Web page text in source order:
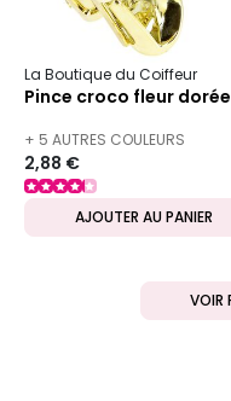
La Boutique du Coiffeur
Pince croco fleur dorée
+ 5 AUTRES COULEURS
DISPONIBLES
2,88 €
AJOUTER AU PANIER